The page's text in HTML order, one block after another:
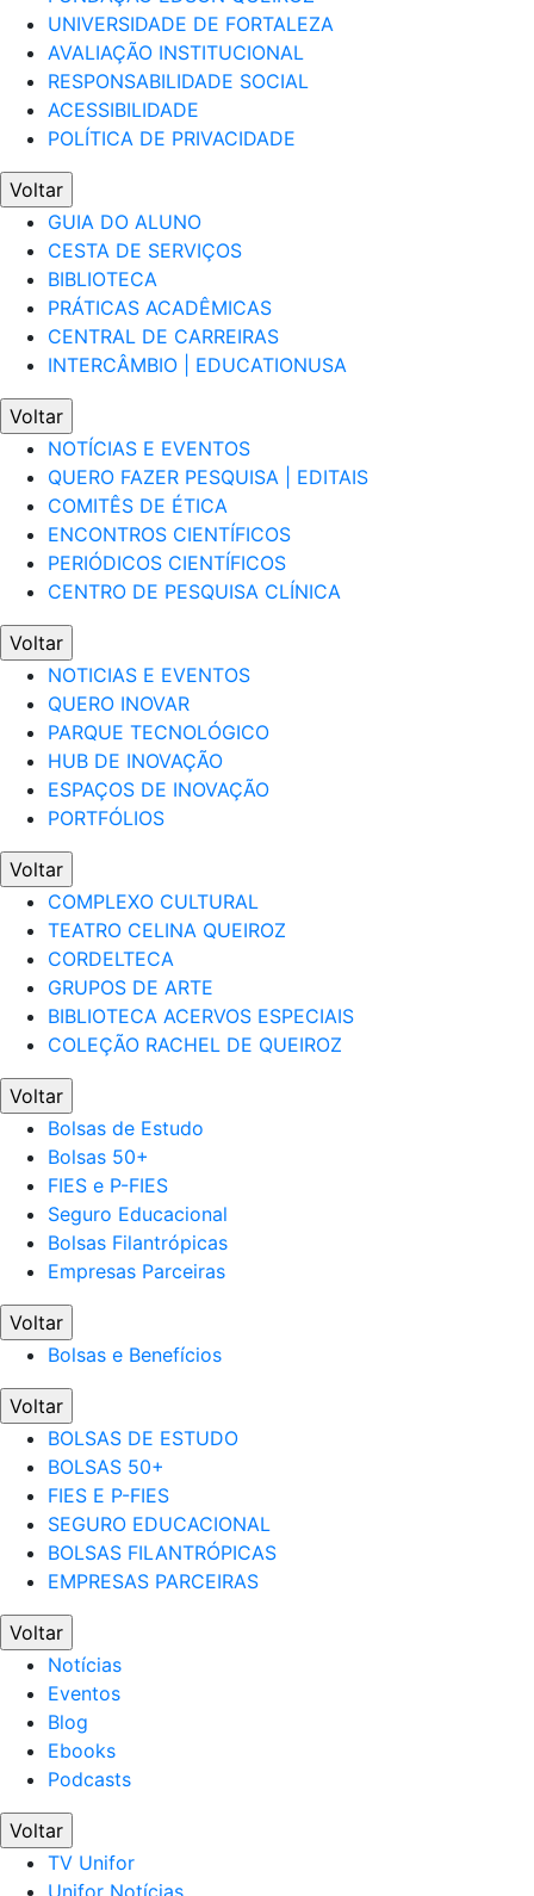
UNIVERSIDADE DE FORTALEZA
AVALIAÇÃO INSTITUCIONAL
RESPONSABILIDADE SOCIAL
ACESSIBILIDADE
POLÍTICA DE PRIVACIDADE
Voltar
GUIA DO ALUNO
CESTA DE SERVIÇOS
BIBLIOTECA
PRÁTICAS ACADÊMICAS
CENTRAL DE CARREIRAS
INTERCÂMBIO | EDUCATIONUSA
Voltar
NOTÍCIAS E EVENTOS
QUERO FAZER PESQUISA | EDITAIS
COMITÊS DE ÉTICA
ENCONTROS CIENTÍFICOS
PERIÓDICOS CIENTÍFICOS
CENTRO DE PESQUISA CLÍNICA
Voltar
NOTICIAS E EVENTOS
QUERO INOVAR
PARQUE TECNOLÓGICO
HUB DE INOVAÇÃO
ESPAÇOS DE INOVAÇÃO
PORTFÓLIOS
Voltar
COMPLEXO CULTURAL
TEATRO CELINA QUEIROZ
CORDELTECA
GRUPOS DE ARTE
BIBLIOTECA ACERVOS ESPECIAIS
COLEÇÃO RACHEL DE QUEIROZ
Voltar
Bolsas de Estudo
Bolsas 50+
FIES e P-FIES
Seguro Educacional
Bolsas Filantrópicas
Empresas Parceiras
Voltar
Bolsas e Benefícios
Voltar
BOLSAS DE ESTUDO
BOLSAS 50+
FIES E P-FIES
SEGURO EDUCACIONAL
BOLSAS FILANTRÓPICAS
EMPRESAS PARCEIRAS
Voltar
Notícias
Eventos
Blog
Ebooks
Podcasts
Voltar
TV Unifor